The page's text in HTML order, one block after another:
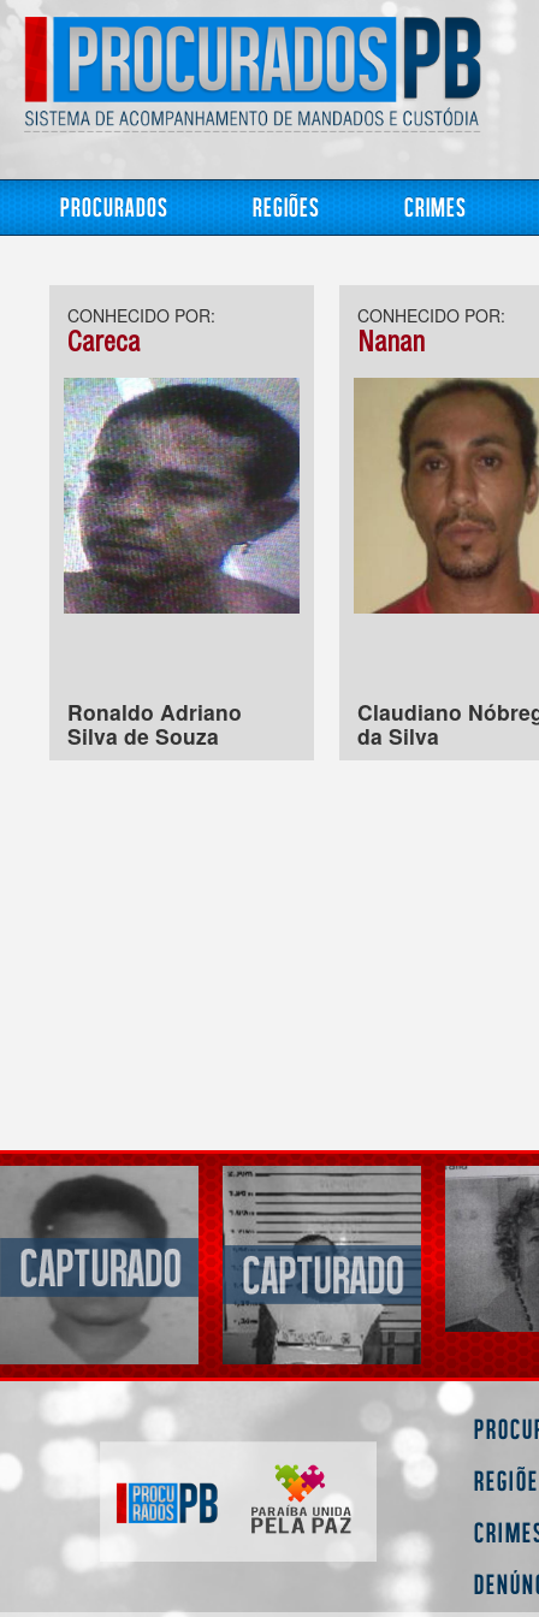
Procurados Regiões Crimes
CONHECIDO POR:
Careca
Ronaldo Adriano
Silva de Souza
CONHECIDO POR:
Nanan
Claudiano
da Silva